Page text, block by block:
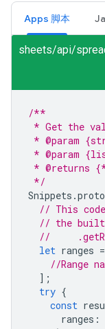
Apps 脚本
/**
* Get the
* @param
* @param
* @returns
*/
Snippets .
// This
// the built-
//
let ranges =
//Range
];
try {
const
ranges :